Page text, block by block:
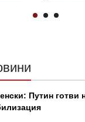
Путин готви